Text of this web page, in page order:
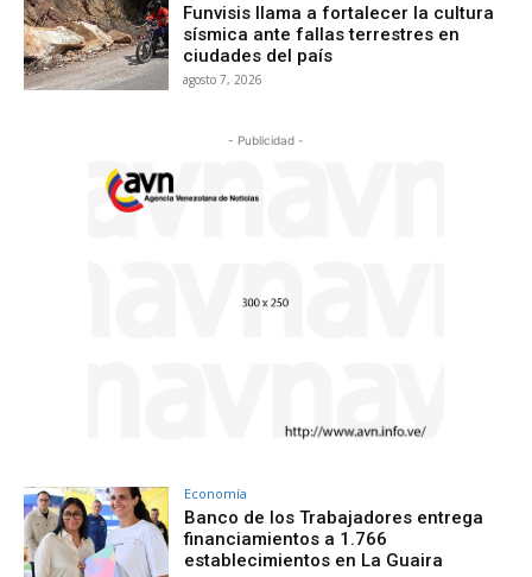
Funvisis llama a fortalecer la cultura
sísmica ante fallas terrestres en
ciudades del país
agosto 7, 2026
- Publicidad -
Economía
Banco de los Trabajadores entrega
financiamientos a 1.766
establecimientos en La Guaira